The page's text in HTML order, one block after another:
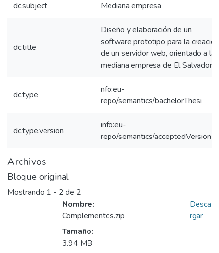
dc.subject Mediana empresa
dc.title
Diseño y elaboración de un
software prototipo para la creación
de un servidor web, orientado a la
mediana empresa de El Salvador.
dc.type
nfo:eu-
repo/semantics/bachelorThesi
dc.type.version
info:eu-
repo/semantics/acceptedVersion
Archivos
Bloque original
Mostrando 1 - 2 de 2
Nombre:
Complementos.zip
Tamaño:
3.94 MB
Desca
rgar